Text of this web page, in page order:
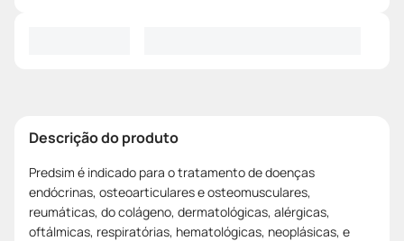
Descrição do produto
Predsim é indicado para o tratamento de doenças
endócrinas, osteoarticulares e osteomusculares,
reumáticas, do colágeno, dermatológicas, alérgicas,
oftálmicas, respiratórias, hematológicas, neoplásicas, e